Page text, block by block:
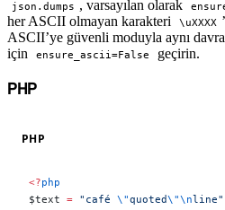
json.dumps , varsayılan olarak
her ASCII olmayan karakteri
\uXXXX
ASCII’ye güvenli moduyla aynı
için
ensure_ascii=False geçirin.
#
PHP
PHP
<?php
$text = "café \"quoted\"\nline"